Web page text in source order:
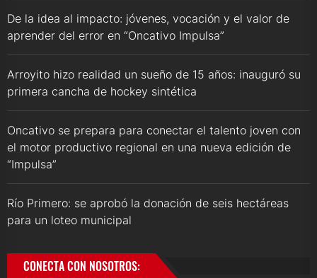
De la idea al impacto: jóvenes, vocación y el valor de
aprender del error en “Oncativo Impulsa”
Arroyito hizo realidad un sueño de 15 años: inauguró su
primera cancha de hockey sintética
Oncativo se prepara para conectar el talento joven con
el motor productivo regional en una nueva edición de
“Impulsa”
Río Primero: se aprobó la donación de seis hectáreas
para un loteo municipal
CONECTA CON NOSOTROS: